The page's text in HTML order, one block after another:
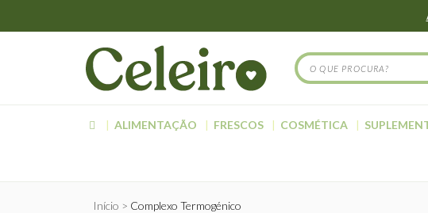
ALIMENTAÇÃO FRESCOS COSMÉTICA
Início Complexo Termogénico